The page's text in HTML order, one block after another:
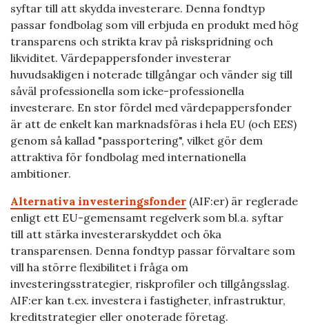
syftar till att skydda investerare. Denna fondtyp
passar fondbolag som vill erbjuda en produkt med hög
transparens och strikta krav på riskspridning och
likviditet. Värdepappersfonder investerar
huvudsakligen i noterade tillgångar och vänder sig till
såväl professionella som icke-professionella
investerare. En stor fördel med värdepappersfonder
är att de enkelt kan marknadsföras i hela EU (och EES)
genom så kallad "passportering", vilket gör dem
attraktiva för fondbolag med internationella
ambitioner.
Alternativa investeringsfonder (AIF:er) är reglerade
enligt ett EU-gemensamt regelverk som bl.a. syftar
till att stärka investerarskyddet och öka
transparensen. Denna fondtyp passar förvaltare som
vill ha större flexibilitet i fråga om
investeringsstrategier, riskprofiler och tillgångsslag.
AIF:er kan t.ex. investera i fastigheter, infrastruktur,
kreditstrategier eller onoterade företag.